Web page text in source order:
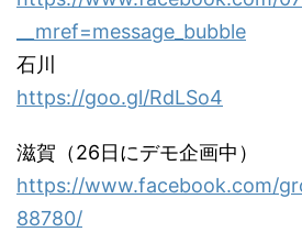
__mref=message_bubble
石川
https://goo.gl/RdLSo4
滋賀（26日にデモ企画中）
https://www.facebook.com/
88780/